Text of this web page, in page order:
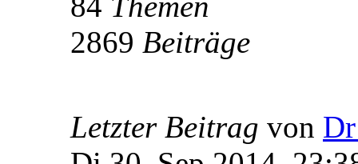
2869 Beiträge
Letzter Beitrag von